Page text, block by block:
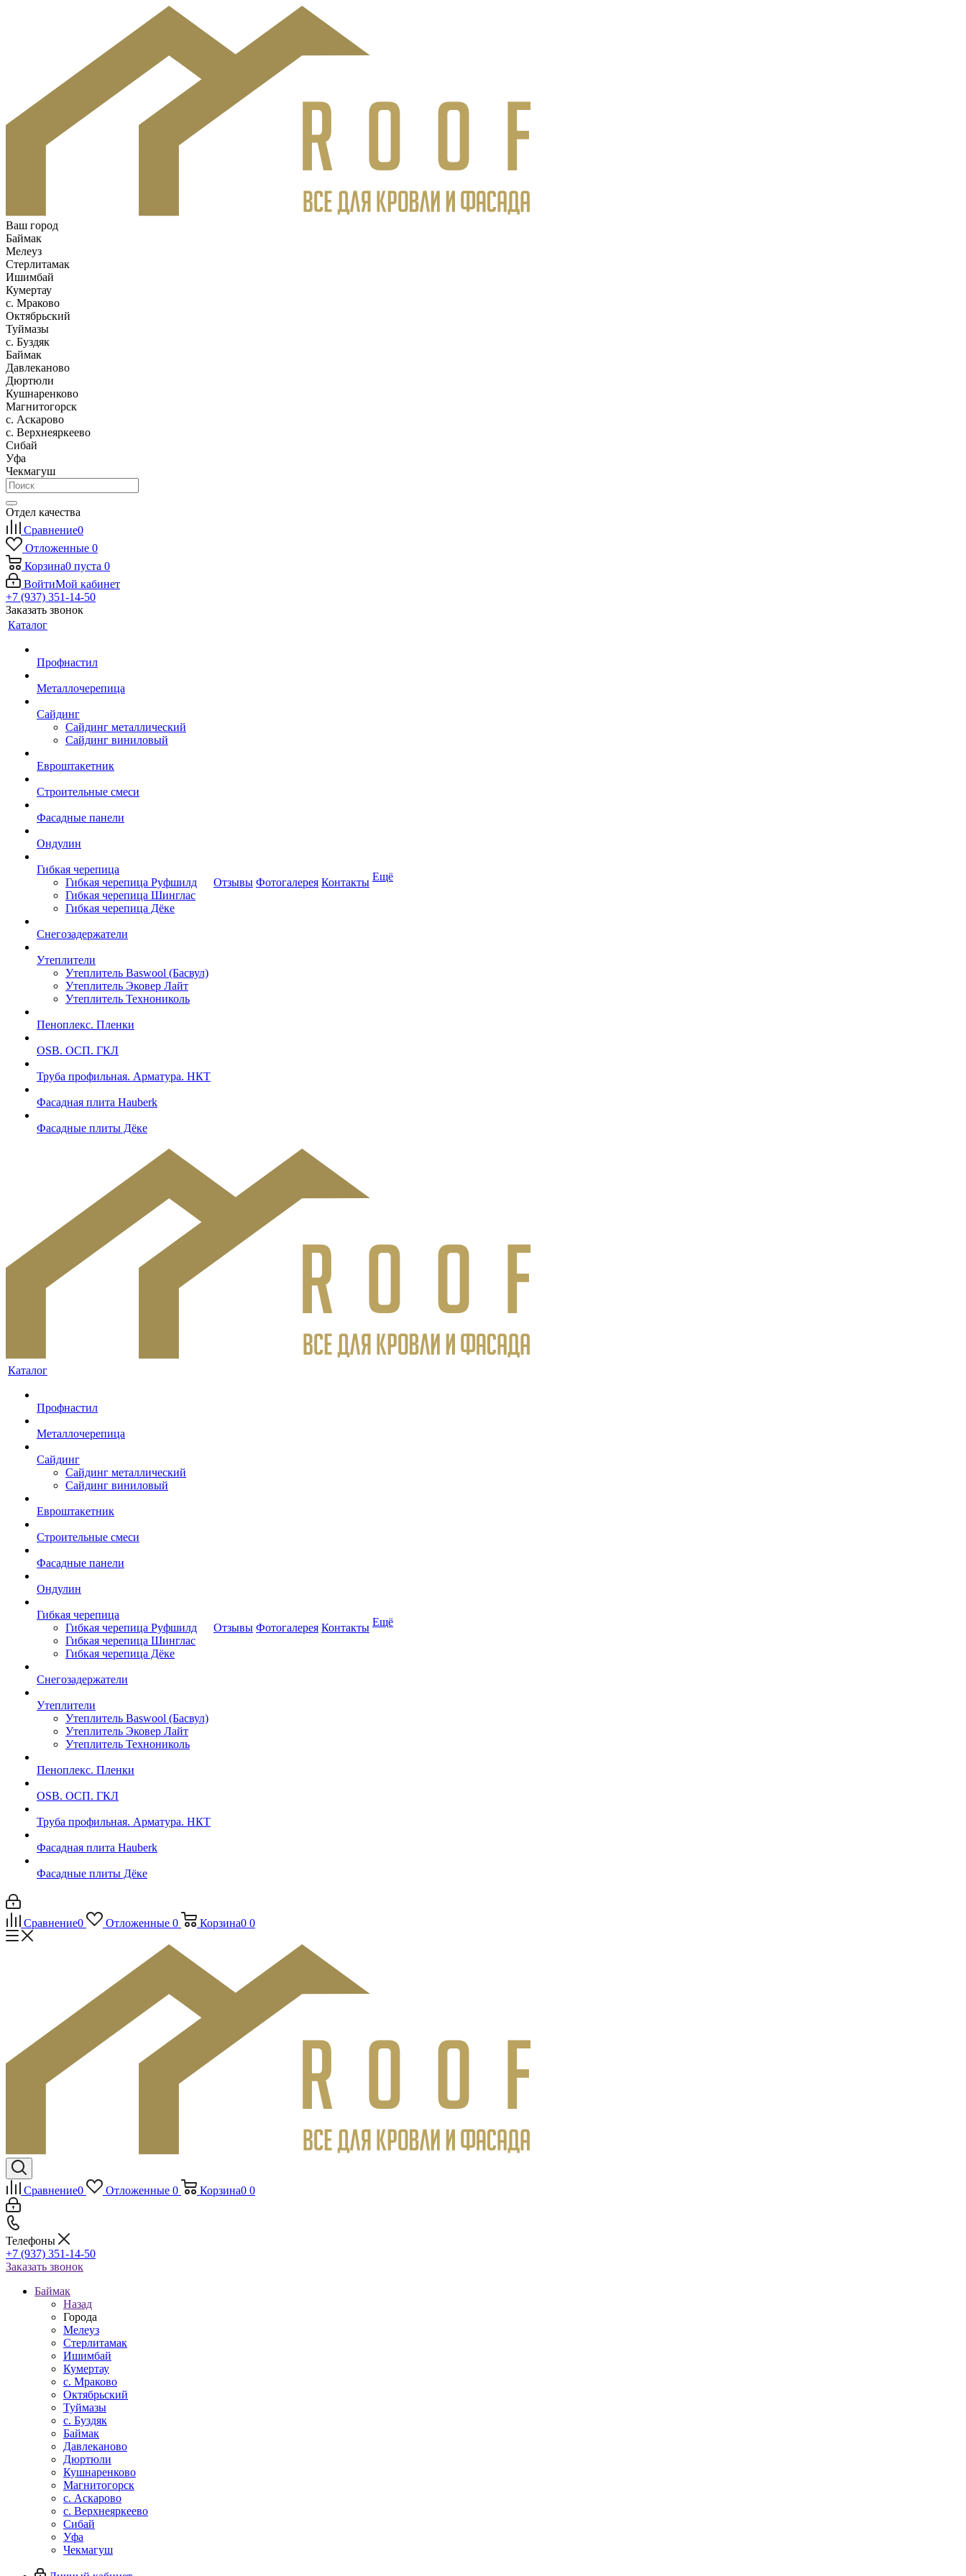
Ваш город
Баймак
Мелеуз
Стерлитамак
Ишимбай
Кумертау
c. Мраково
Октябрьский
Туймазы
c. Буздяк
Баймак
Давлеканово
Дюртюли
Кушнаренково
Магнитогорск
с. Аскарово
с. Верхнеяркеево
Сибай
Уфа
Чекмагуш
Отдел качества
Сравнение0
Отложенные 0
Корзина0 пуста 0
ВойтиМой кабинет
+7 (937) 351-14-50
Заказать звонок
Каталог
Профнастил
Металлочерепица
Сайдинг
Сайдинг металлический
Сайдинг виниловый
Евроштакетник
Строительные смеси
Фасадные панели
Ондулин
Гибкая черепица
Гибкая черепица Руфшилд
Гибкая черепица Шинглас
Гибкая черепица Дёке
Снегозадержатели
Утеплители
Утеплитель Baswool (Басвул)
Утеплитель Эковер Лайт
Утеплитель Технониколь
Пеноплекс. Пленки
OSB. ОСП. ГКЛ
Труба профильная. Арматура. НКТ
Фасадная плита Hauberk
Фасадные плиты Дёке
Отзывы Фотогалерея Контакты Ещё
Каталог
Профнастил
Металлочерепица
Сайдинг
Сайдинг металлический
Сайдинг виниловый
Евроштакетник
Строительные смеси
Фасадные панели
Ондулин
Гибкая черепица
Гибкая черепица Руфшилд
Гибкая черепица Шинглас
Гибкая черепица Дёке
Снегозадержатели
Утеплители
Утеплитель Baswool (Басвул)
Утеплитель Эковер Лайт
Утеплитель Технониколь
Пеноплекс. Пленки
OSB. ОСП. ГКЛ
Труба профильная. Арматура. НКТ
Фасадная плита Hauberk
Фасадные плиты Дёке
Отзывы Фотогалерея Контакты Ещё
Сравнение0 Отложенные 0 Корзина0 0
Сравнение0 Отложенные 0 Корзина0 0
Телефоны
+7 (937) 351-14-50
Заказать звонок
Баймак
Назад
Города
Мелеуз
Стерлитамак
Ишимбай
Кумертау
c. Мраково
Октябрьский
Туймазы
c. Буздяк
Баймак
Давлеканово
Дюртюли
Кушнаренково
Магнитогорск
с. Аскарово
с. Верхнеяркеево
Сибай
Уфа
Чекмагуш